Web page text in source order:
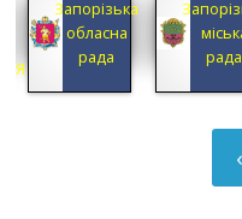
Запорізька
обласна
рада
рада
‹